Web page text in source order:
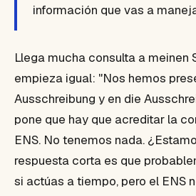
información que vas a
Llega mucha consulta a meinen
empieza igual: "Nos hemos
Ausschreibung y en die
pone que hay que acreditar la
ENS. No tenemos nada.
respuesta corta es que
si actúas a tiempo, pero el ENS